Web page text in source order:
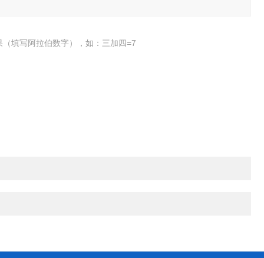
（填写阿拉伯数字），如：三加四=7